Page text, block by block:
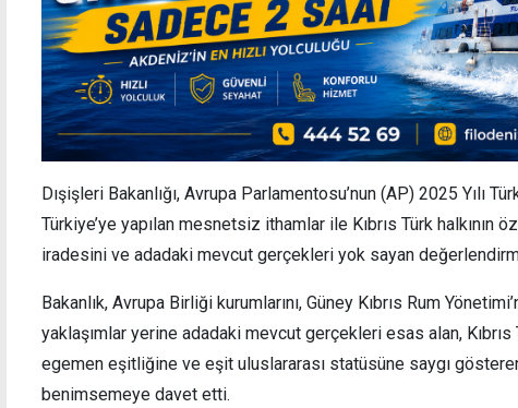
Dışişleri Bakanlığı, Avrupa Parlamentosu’nun (AP) 2025 Yılı
Türkiye’ye yapılan mesnetsiz ithamlar ile Kıbrıs Türk halkının
iradesini ve adadaki mevcut gerçekleri yok sayan
Bakanlık, Avrupa Birliği kurumlarını, Güney Kıbrıs Rum
yaklaşımlar yerine adadaki mevcut gerçekleri esas alan, Kıbrıs
egemen eşitliğine ve eşit uluslararası statüsüne saygı
benimsemeye davet etti.
Şemsi Oyuncu, CTP'nin Yeniboğaziçi adayı
seçildi
MSB: